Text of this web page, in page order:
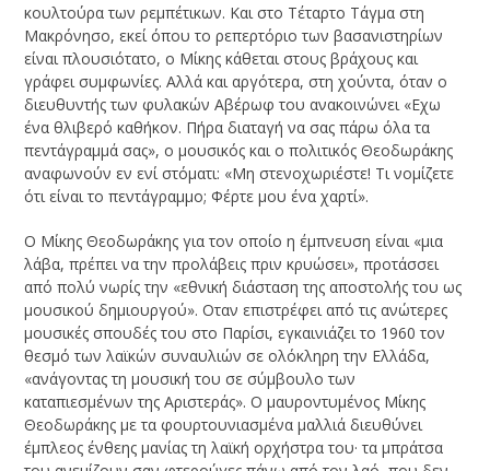
κουλτούρα των ρεμπέτικων. Και στο Τέταρτο Τάγμα στη
Μακρόνησο, εκεί όπου το ρεπερτόριο των βασανιστηρίων
είναι πλουσιότατο, ο Μίκης κάθεται στους βράχους και
γράφει συμφωνίες. Αλλά και αργότερα, στη χούντα, όταν ο
διευθυντής των φυλακών Αβέρωφ του ανακοινώνει «Εχω
ένα θλιβερό καθήκον. Πήρα διαταγή να σας πάρω όλα τα
πεντάγραμμά σας», ο μουσικός και ο πολιτικός Θεοδωράκης
αναφωνούν εν ενί στόματι: «Μη στενοχωριέστε! Τι νομίζετε
ότι είναι το πεντάγραμμο; Φέρτε μου ένα χαρτί».
Ο Μίκης Θεοδωράκης για τον οποίο η έμπνευση είναι «μια
λάβα, πρέπει να την προλάβεις πριν κρυώσει», προτάσσει
από πολύ νωρίς την «εθνική διάσταση της αποστολής του ως
μουσικού δημιουργού». Οταν επιστρέφει από τις ανώτερες
μουσικές σπουδές του στο Παρίσι, εγκαινιάζει το 1960 τον
θεσμό των λαϊκών συναυλιών σε ολόκληρη την Ελλάδα,
«ανάγοντας τη μουσική του σε σύμβουλο των
καταπιεσμένων της Αριστεράς». Ο μαυροντυμένος Μίκης
Θεοδωράκης με τα φουρτουνιασμένα μαλλιά διευθύνει
έμπλεος ένθεης μανίας τη λαϊκή ορχήστρα του· τα μπράτσα